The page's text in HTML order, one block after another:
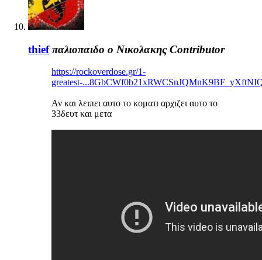
thief παλιοπαιδο ο Νικολακης Contributor
https://rockoverdose.gr/1-
greatest-
Αν και λειπει αυτο το κοματι αρχιζει αυτο το
33δευτ και μετα